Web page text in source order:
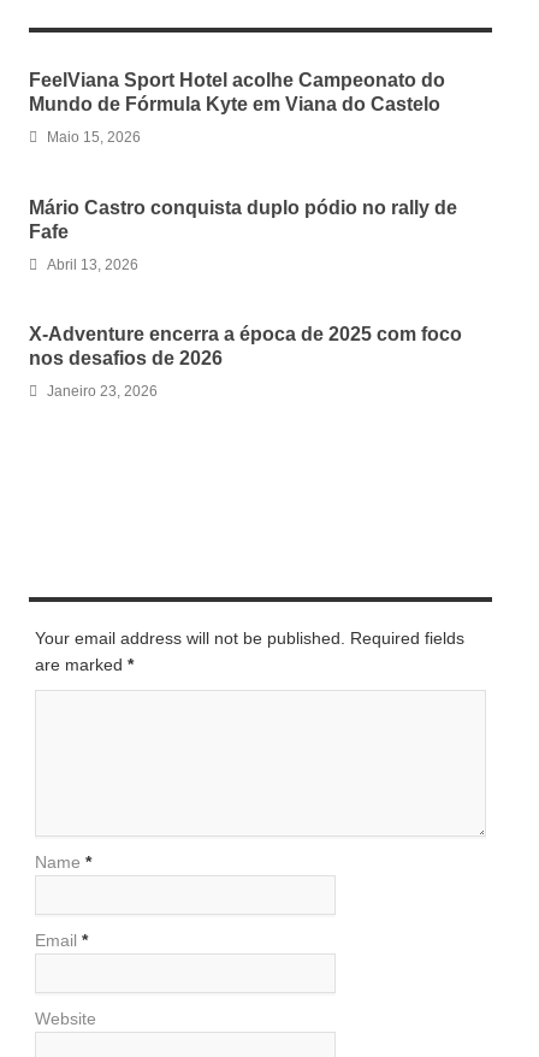
FeelViana Sport Hotel acolhe Campeonato do
Mundo de Fórmula Kyte em Viana do Castelo
Maio 15, 2026
Mário Castro conquista duplo pódio no rally de
Fafe
Abril 13, 2026
X-Adventure encerra a época de 2025 com foco
nos desafios de 2026
Janeiro 23, 2026
Your email address will not be published. Required fields
are marked *
Name *
Email *
Website